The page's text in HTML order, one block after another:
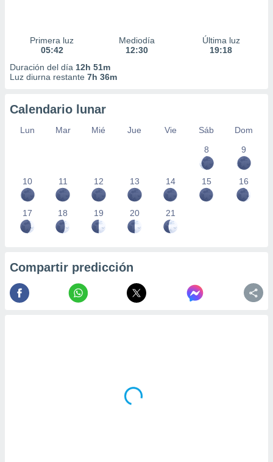
Primera luz
05:42
Mediodía
12:30
Última luz
19:18
Duración del día 12h 51m
Luz diurna restante 7h 36m
Calendario lunar
Lun Mar Mié Jue Vie Sáb
Dom
8
9
10 11 12 13 14 15 16
17 18 19 20 21
Compartir predicción